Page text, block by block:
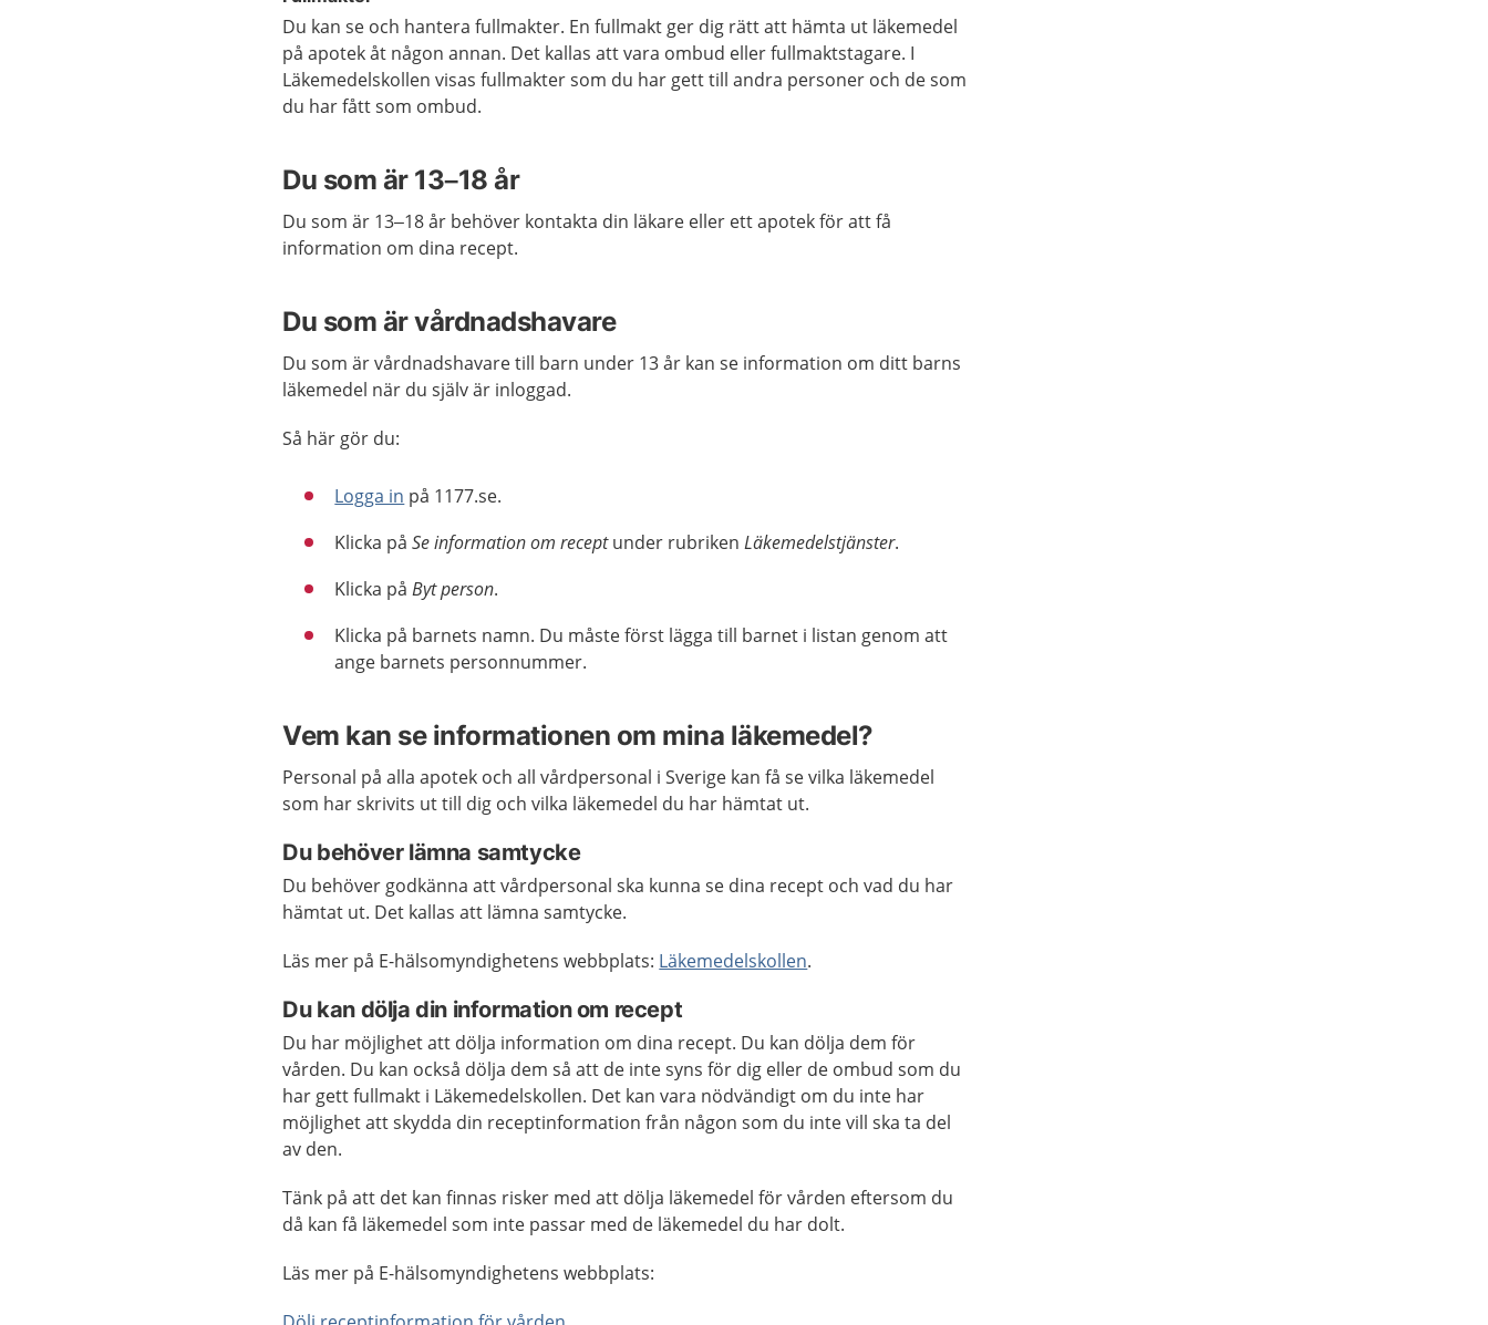
Du kan se och hantera fullmakter. En fullmakt ger dig rätt att hämta ut läkemedel
på apotek åt någon annan. Det kallas att vara ombud eller fullmaktstagare. I
Läkemedelskollen visas fullmakter som du har gett till andra personer och de som
du har fått som ombud.
Du som är 13–18 år
Du som är 13–18 år behöver kontakta din läkare eller ett apotek för att få
information om dina recept.
Du som är vårdnadshavare
Du som är vårdnadshavare till barn under 13 år kan se information om ditt barns
läkemedel när du själv är inloggad.
Så här gör du:
Logga in på 1177.se.
Klicka påSe information om receptunder rubrikenLäkemedelstjänster.
Klicka påByt person.
Klicka på barnets namn. Du måste först lägga till barnet i listan genom att
ange barnets personnummer.
Vem kan se informationen om mina läkemedel?
Personal på alla apotek och all vårdpersonal i Sverige kan få se vilka läkemedel
som har skrivits ut till dig och vilka läkemedel du har hämtat ut.
Du behöver lämna samtycke
Du behöver godkänna att vårdpersonal ska kunna se dina recept och vad du har
hämtat ut. Det kallas att lämna samtycke.
Läs mer på E-hälsomyndighetens webbplats: Läkemedelskollen.
Du kan dölja din information om recept
Du har möjlighet att dölja information om dina recept. Du kan dölja dem för
vården. Du kan också dölja dem så att de inte syns för dig eller de ombud som du
har gett fullmakt i Läkemedelskollen. Det kan vara nödvändigt om du inte har
möjlighet att skydda din receptinformation från någon som du inte vill ska ta del
av den.
Tänk på att det kan finnas risker med att dölja läkemedel för vården eftersom du
då kan få läkemedel som inte passar med de läkemedel du har dolt.
Läs mer på E-hälsomyndighetens webbplats: